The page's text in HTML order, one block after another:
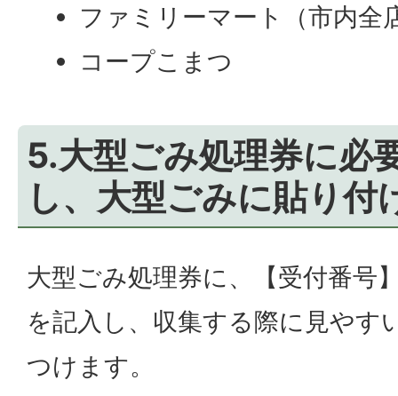
ファミリーマート（市内全
コープこまつ
5.大型ごみ処理券に必
し、大型ごみに貼り付
大型ごみ処理券に、【受付番号
を記入し、収集する際に見やす
つけます。